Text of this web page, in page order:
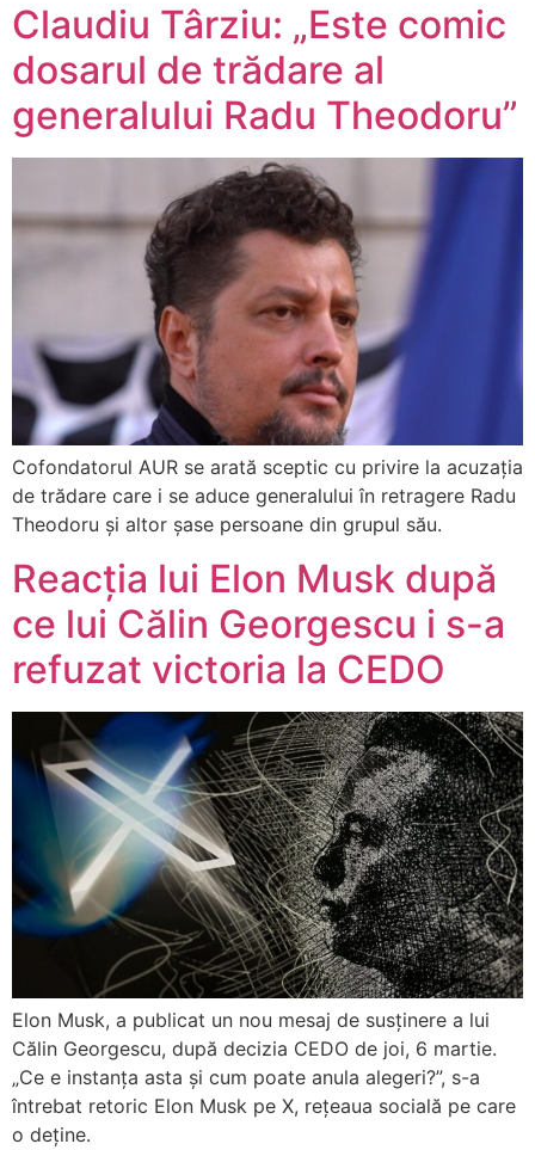
Claudiu Târziu: „Este comic
dosarul de trădare al
generalului Radu Theodoru”
Cofondatorul AUR se arată sceptic cu privire la acuzația
de trădare care i se aduce generalului în retragere Radu
Theodoru și altor șase persoane din grupul său.
Reacția lui Elon Musk după
ce lui Călin Georgescu i s-a
refuzat victoria la CEDO
Elon Musk, a publicat un nou mesaj de susținere a lui
Călin Georgescu, după decizia CEDO de joi, 6 martie.
„Ce e instanța asta și cum poate anula alegeri?”, s-a
întrebat retoric Elon Musk pe X, rețeaua socială pe care
o deține.